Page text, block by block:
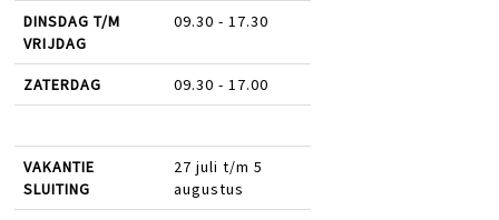
DINSDAG T/M
VRIJDAG
09.30 - 17.30
ZATERDAG 09.30 - 17.00
VAKANTIE
SLUITING
27 juli t/m 5
augustus